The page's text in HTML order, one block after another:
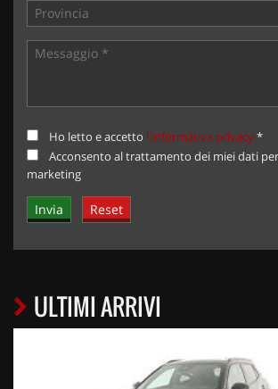
Ho letto e accetto l'informativa privacy*
Acconsento al trattamento dei miei dati
marketing
ULTIMI ARRIVI